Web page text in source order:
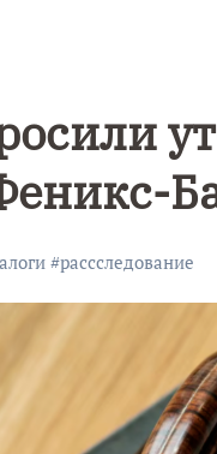
#рассследование